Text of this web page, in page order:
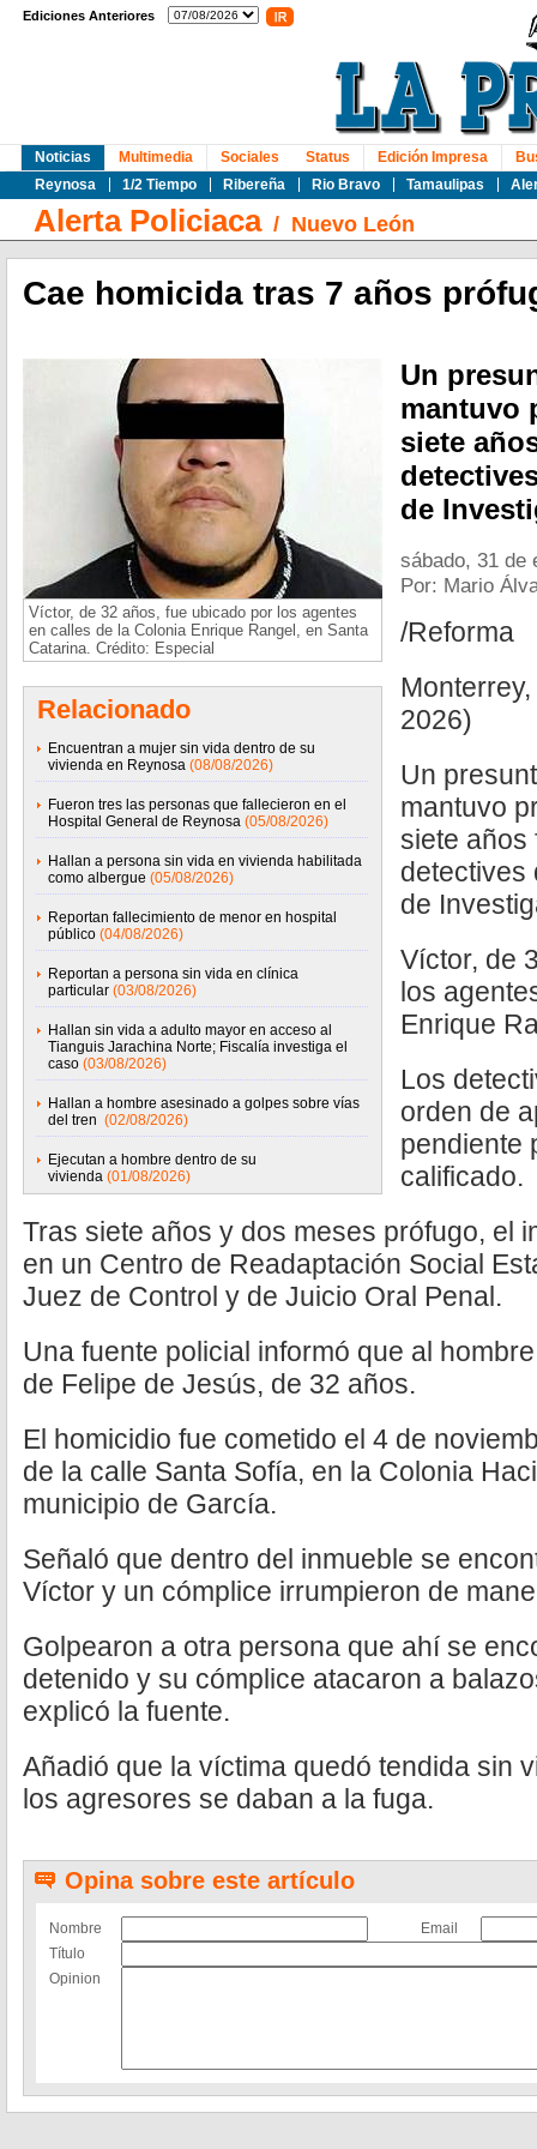
Ediciones Anteriores
Noticias
Reynosa
1/2 Tiempo Ribereña Rio Bravo Tamaulipas
Multimedia Sociales Status Edición Impresa
Alerta Policiaca/ Nuevo León
Cae homicida tras 7 años
Víctor, de 32 años, fue ubicado por los agentes
en calles de la Colonia Enrique Rangel, en Santa
Catarina. Crédito: Especial
Relacionado
Encuentran a mujer sin vida dentro de su
vivienda en Reynosa (08/08/2026)
Fueron tres las personas que fallecieron en el
Hospital General de Reynosa (05/08/2026)
Hallan a persona sin vida en vivienda habilitada
como albergue (05/08/2026)
Reportan fallecimiento de menor en hospital
público (04/08/2026)
Reportan a persona sin vida en clínica
particular (03/08/2026)
Hallan sin vida a adulto mayor en acceso al
Tianguis Jarachina Norte; Fiscalía investiga el
caso (03/08/2026)
Hallan a hombre asesinado a golpes sobre vías
del tren (02/08/2026)
Ejecutan a hombre dentro de su
vivienda (01/08/2026)
Un
mantuvo
siete
de
sábado, 31 de
Por: Mario
/Reforma
2026)
Un
mantuvo
siete años
detectives
de
Víctor, de
los
Enrique
Los
orden de
pendiente
calificado.
Tras siete años y dos meses prófugo, el
en un Centro de Readaptación Social
Juez de Control y de Juicio Oral Penal.
Una fuente policial informó que al
de Felipe de Jesús, de 32 años.
El homicidio fue cometido el 4 de
de la calle Santa Sofía, en la Colonia
municipio de García.
Señaló que dentro del inmueble se
Víctor y un cómplice irrumpieron de
Golpearon a otra persona que ahí se
detenido y su cómplice atacaron a
explicó la fuente.
Añadió que la víctima quedó tendida sin
los agresores se daban a la fuga.
Opina sobre este artículo
Nombre
Email
Título
Opinion